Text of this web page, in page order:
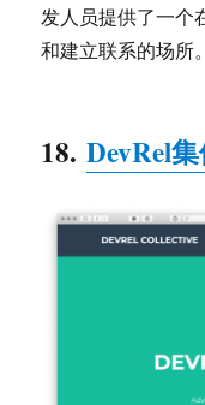
发人员提供了一个
和建立联系的场所。
18.DevRel